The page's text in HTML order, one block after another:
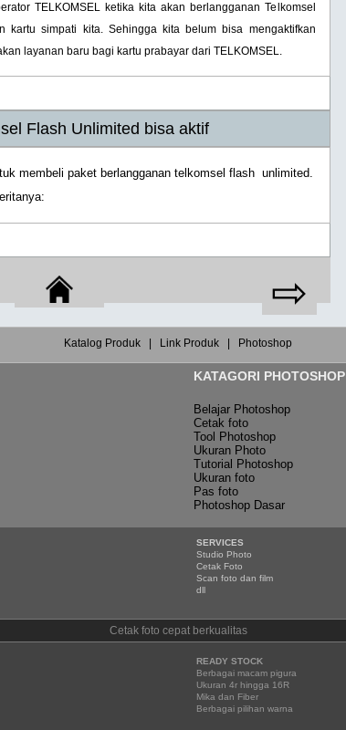
TELKOMSEL ketika kita akan berlangganan Telkomsel
kartu simpati kita. Sehingga kita belum bisa mengaktifkan
layanan baru bagi kartu prabayar dari TELKOMSEL.
Flash Unlimited bisa aktif
membeli paket berlangganan telkomsel flash unlimited.
⇨
Katalog Produk Link Produk Photoshop
KATAGORI PHOTOSHOP
Belajar Photoshop
Cetak foto
Tool Photoshop
Ukuran Photo
Tutorial Photoshop
Ukuran foto
Pas foto
Photoshop Dasar
SERVICES
Studio Photo
Cetak Foto
Scan foto dan film
dll
Cetak foto cepat berkualitas
READY STOCK
Berbagai macam pigura
Ukuran 4r hingga 16R
Mika dan Fiber
Berbagai pilihan warna